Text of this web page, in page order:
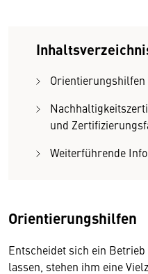
Orientierungshilfen
und
Weiterführende
Orientierungshilfen
Entscheidet sich ein
lassen, stehen ihm eine